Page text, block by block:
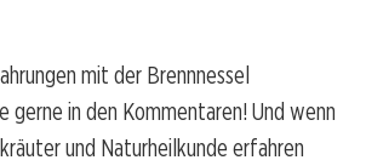
mit der Brennnessel
gerne in den Kommentaren! Und wenn
und Naturheilkunde erfahren